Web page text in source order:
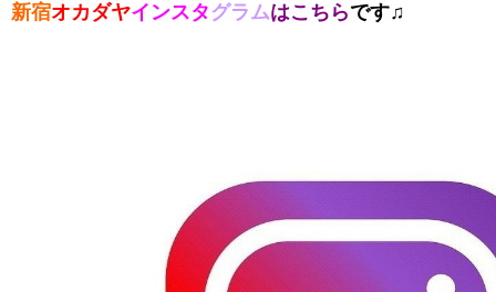
新宿オカダヤインスタグラムはこちらです♫